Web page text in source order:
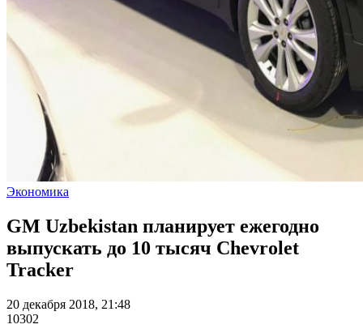
Экономика
GM Uzbekistan планирует ежегодно
выпускать до 10 тысяч Chevrolet
Tracker
20 декабря 2018, 21:48
10302